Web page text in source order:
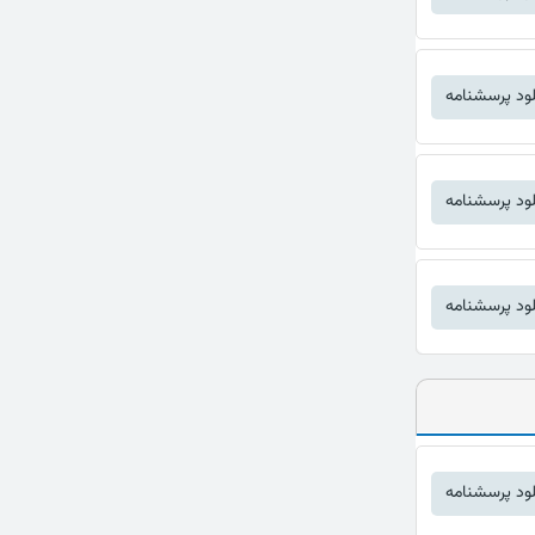
پرسشنامه
پرسشنامه
پرسشنامه
پرسشنامه